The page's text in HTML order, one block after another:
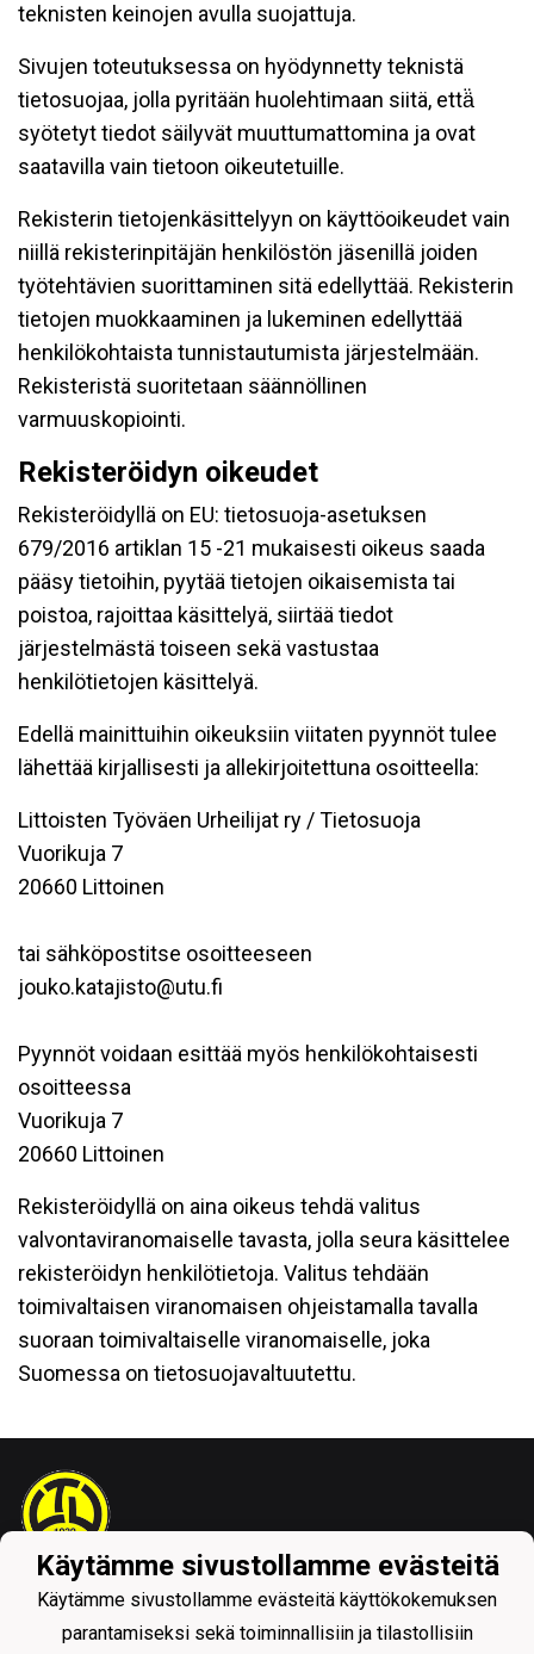
teknisten keinojen avulla suojattuja.
Sivujen toteutuksessa on hyödynnetty teknistä
tietosuojaa, jolla pyritään huolehtimaan siitä, että̈
syötetyt tiedot säilyvät muuttumattomina ja ovat
saatavilla vain tietoon oikeutetuille.
Rekisterin tietojenkäsittelyyn on käyttöoikeudet vain
niillä rekisterinpitäjän henkilöstön jäsenillä joiden
työtehtävien suorittaminen sitä edellyttää. Rekisterin
tietojen muokkaaminen ja lukeminen edellyttää
henkilökohtaista tunnistautumista järjestelmään.
Rekisteristä suoritetaan säännöllinen
varmuuskopiointi.
Rekisteröidyn oikeudet
Rekisteröidyllä on EU: tietosuoja-asetuksen
679/2016 artiklan 15 -21 mukaisesti oikeus saada
pääsy tietoihin, pyytää tietojen oikaisemista tai
poistoa, rajoittaa käsittelyä, siirtää tiedot
järjestelmästä toiseen sekä vastustaa
henkilötietojen käsittelyä.
Edellä mainittuihin oikeuksiin viitaten pyynnöt tulee
lähettää kirjallisesti ja allekirjoitettuna osoitteella:
Littoisten Työväen Urheilijat ry / Tietosuoja
Vuorikuja 7
20660 Littoinen
tai sähköpostitse osoitteeseen
jouko.katajisto@utu.fi
Pyynnöt voidaan esittää myös henkilökohtaisesti
osoitteessa
Vuorikuja 7
20660 Littoinen
Rekisteröidyllä on aina oikeus tehdä valitus
valvontaviranomaiselle tavasta, jolla seura käsittelee
rekisteröidyn henkilötietoja. Valitus tehdään
toimivaltaisen viranomaisen ohjeistamalla tavalla
suoraan toimivaltaiselle viranomaiselle, joka
Suomessa on tietosuojavaltuutettu.
Tietosuojaseloste
Käytämme sivustollamme evästeitä
Käytämme sivustollamme evästeitä käyttökokemuksen
parantamiseksi sekä toiminnallisiin ja tilastollisiin